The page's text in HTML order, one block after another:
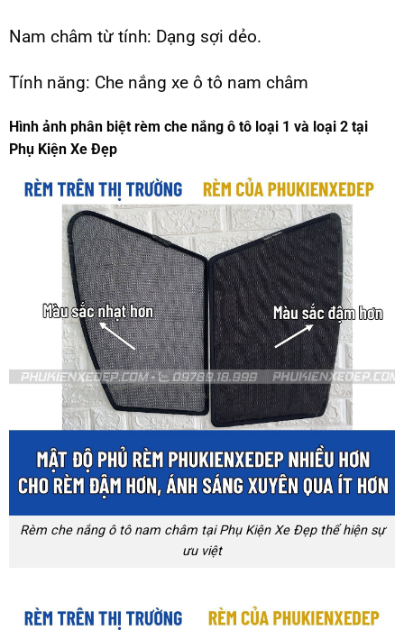
Nam châm từ tính: Dạng sợi dẻo.
Tính năng: Che nắng xe ô tô nam châm
Hình ảnh phân biệt rèm che nắng ô tô loại 1 và loại 2 tại
Phụ Kiện Xe Đẹp
Rèm che nắng ô tô nam châm tại Phụ Kiện Xe Đẹp thể hiện sự
ưu việt